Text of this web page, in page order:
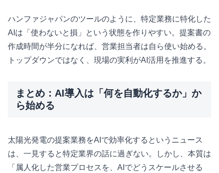
ハンファジャパンのツールのように、特定業務に特化した
AIは「使わないと損」という状態を作りやすい。提案書の
作成時間が半分になれば、営業担当者は自ら使い始める。
トップダウンではなく、現場の実利がAI活用を推進する。
まとめ：AI導入は「何を自動化するか」か
ら始める
太陽光発電の提案業務をAIで効率化するというニュース
は、一見すると特定業界の話に過ぎない。しかし、本質は
「属人化した営業プロセスを、AIでどうスケールさせる